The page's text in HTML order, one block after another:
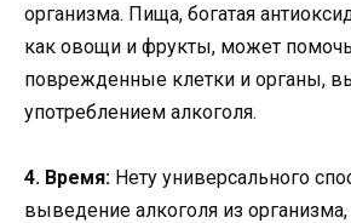
организма. Пища, богатая
как овощи и фрукты, может
поврежденные клетки и органы,
употреблением алкоголя.
4. Время: Нету универсального
выведение алкоголя из организма,